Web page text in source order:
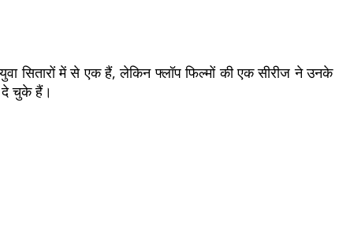
सितारों में से एक हैं, लेकिन फ्लॉप फिल्मों की एक सीरीज ने उनके
दे चुके हैं।